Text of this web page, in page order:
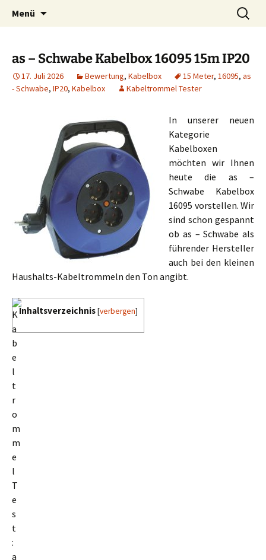
Menü
Suchen
nach:
as – Schwabe Kabelbox 16095 15m IP20
17. Juli 2026 Bewertung, Kabelbox 15 Meter, 16095, as
- Schwabe, IP20, Kabelbox Kabeltrommel Tester
In unserer neuen
Kategorie
Kabelboxen
möchten wir Ihnen
heute die as –
Schwabe Kabelbox
16095 vorstellen. Wir
sind schon gespannt
ob as – Schwabe als
führender Hersteller
auch bei den kleinen
Haushalts-Kabeltrommeln den Ton angibt.
Inhaltsverzeichnis[verbergen]